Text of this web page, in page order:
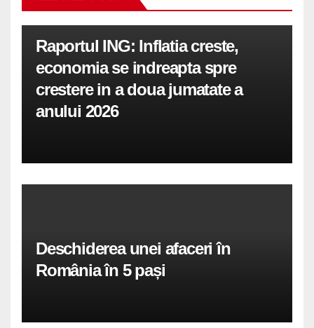
Raportul ING: Inflatia creste,
economia se indreapta spre
crestere in a doua jumatate a
anului 2026
Deschiderea unei afaceri în
România în 5 pași